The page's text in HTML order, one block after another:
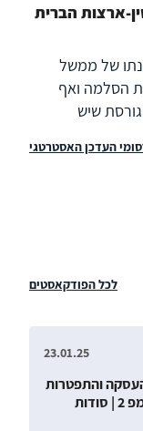
ארצות הברית
של ממשל
הסלמה ואף
שיש
אלו הצליחו
הללו ובוחן
במידה
העדכן האסטרטגי
לכל הפודקאסטים
23.01.25
325: העסקה והתפטרות
הרמטכ"ל | עידן טראמפ 2 | סודות